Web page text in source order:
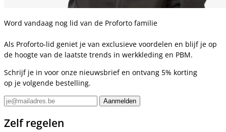
Word vandaag nog lid van de Proforto familie
Als Proforto-lid geniet je van exclusieve voordelen en blijf je op
de hoogte van de laatste trends in werkkleding en PBM.
Schrijf je in voor onze nieuwsbrief en ontvang 5% korting
op je volgende bestelling.
Zelf regelen